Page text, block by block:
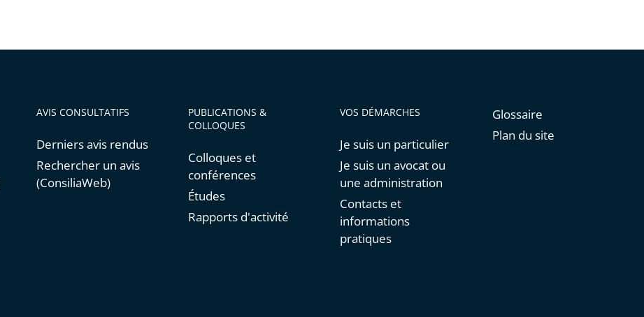
AVIS CONSULTATIFS
Derniers avis rendus
Rechercher un avis
(ConsiliaWeb)
PUBLICATIONS &
COLLOQUES
Colloques et
conférences
Études
Rapports d'activité
VOS DÉMARCHES
Je suis un particulier
Je suis un avocat ou
une administration
Contacts et
informations
pratiques
Glossaire
Plan du site